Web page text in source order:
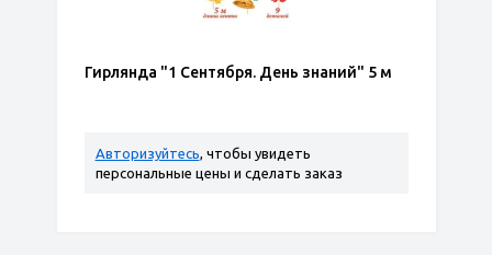
Гирлянда "1 Сентября. День знаний" 5 м
Авторизуйтесь, чтобы увидеть
персональные цены и сделать заказ